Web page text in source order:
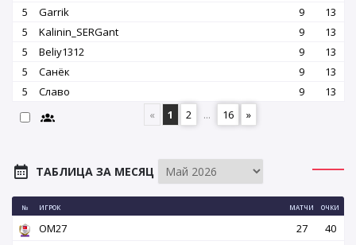
5
Garrik 9
13
5
Kalinin_SERGant 9
13
5
Beliy1312 9
13
5
Санёк 9
13
5
Славо 9
13
«
1 2 ... 16 »
ТАБЛИЦА ЗА МЕСЯЦ
№ ИГРОК МАТЧИ ОЧКИ
OM27 27
40